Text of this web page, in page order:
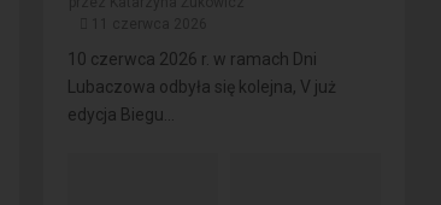
10 czerwca 2026 r. w ramach Dni
Lubaczowa odbyła się kolejna, V już
edycja Biegu...